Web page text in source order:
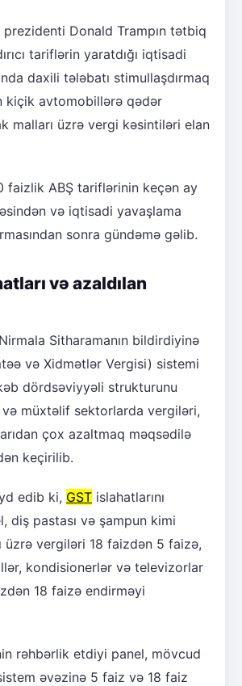
prezidenti Donald Trampın tətbiq
tariflərin yaratdığı iqtisadi
daxili tələbatı stimullaşdırmaq
kiçik avtomobillərə qədər
malları üzrə vergi kəsintiləri elan
faizlik ABŞ tariflərinin keçən ay
və iqtisadi yavaşlama
sonra gündəmə gəlib.
və azaldılan
Sitharamanın bildirdiyinə
və Xidmətlər Vergisi) sistemi
dördsəviyyəli strukturunu
müxtəlif sektorlarda vergiləri,
çox azaltmaq məqsədilə
keçirilib.
edib ki, GST islahatlarını
diş pastası və şampun kimi
üzrə vergiləri 18 faizdən 5 faizə,
kondisionerlər və televizorlar
18 faizə endirməyi
rəhbərlik etdiyi panel, mövcud
əvəzinə 5 faiz və 18 faiz